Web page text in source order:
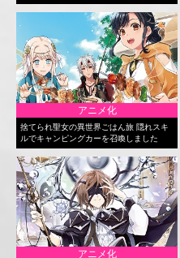
アニメ化
捨てられ聖女の異世界ごはん旅 隠れスキ
ルでキャンピングカーを召喚しました
アニメ化